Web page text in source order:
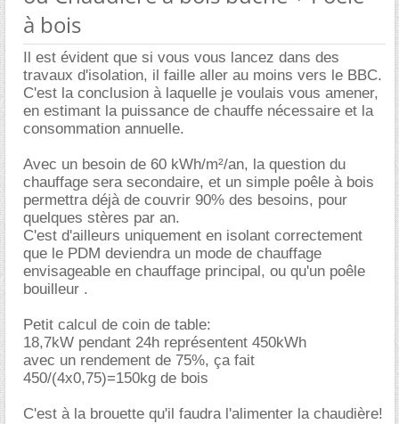
à bois
Il est évident que si vous vous lancez dans des
travaux d'isolation, il faille aller au moins vers le BBC.
C'est la conclusion à laquelle je voulais vous amener,
en estimant la puissance de chauffe nécessaire et la
consommation annuelle.
Avec un besoin de 60 kWh/m²/an, la question du
chauffage sera secondaire, et un simple poêle à bois
permettra déjà de couvrir 90% des besoins, pour
quelques stères par an.
C'est d'ailleurs uniquement en isolant correctement
que le PDM deviendra un mode de chauffage
envisageable en chauffage principal, ou qu'un poêle
bouilleur .
Petit calcul de coin de table:
18,7kW pendant 24h représentent 450kWh
avec un rendement de 75%, ça fait
450/(4x0,75)=150kg de bois
C'est à la brouette qu'il faudra l'alimenter la chaudière!